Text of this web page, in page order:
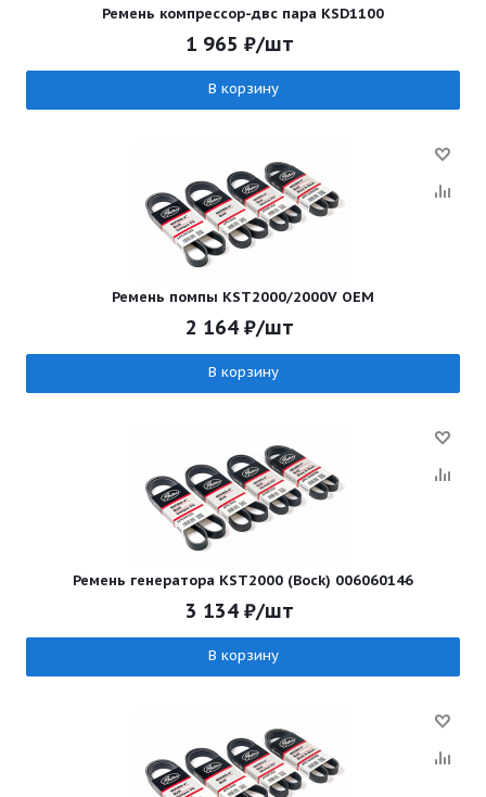
Ремень компрессор-двс пара KSD1100
1 965 ₽/шт
В корзину
Ремень помпы KST2000/2000V OEM
2 164₽/шт
В корзину
Ремень генератора KST2000 (Bock) 006060146
3 134₽/шт
В корзину